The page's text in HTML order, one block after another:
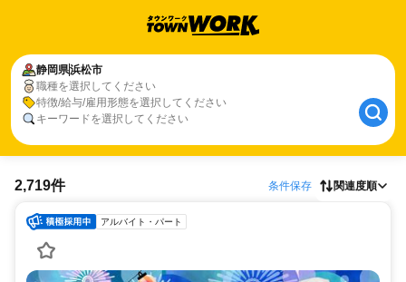
静岡県浜松市
職種を選択してください
特徴/給与/雇用形態を選択してください
キーワードを選択してください
2,719件 条件保存 関連度順
アルバイト・パート